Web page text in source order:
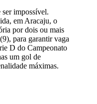
impossível.
em Aracaju, o
por dois ou mais
para garantir vaga
D do Campeonato
um gol de
máximas.